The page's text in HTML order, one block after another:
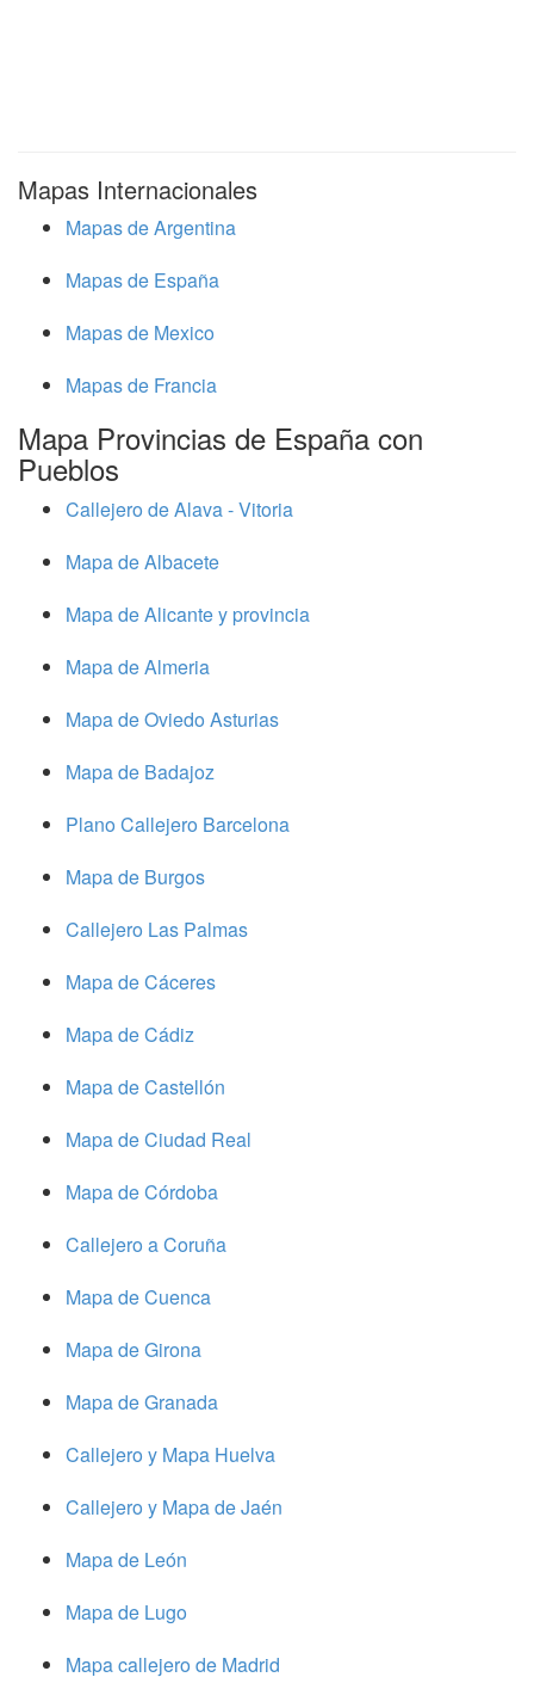
Mapas Internacionales
Mapas de Argentina
Mapas de España
Mapas de Mexico
Mapas de Francia
Mapa Provincias de España con
Pueblos
Callejero de Alava - Vitoria
Mapa de Albacete
Mapa de Alicante y provincia
Mapa de Almeria
Mapa de Oviedo Asturias
Mapa de Badajoz
Plano Callejero Barcelona
Mapa de Burgos
Callejero Las Palmas
Mapa de Cáceres
Mapa de Cádiz
Mapa de Castellón
Mapa de Ciudad Real
Mapa de Córdoba
Callejero a Coruña
Mapa de Cuenca
Mapa de Girona
Mapa de Granada
Callejero y Mapa Huelva
Callejero y Mapa de Jaén
Mapa de León
Mapa de Lugo
Mapa callejero de Madrid